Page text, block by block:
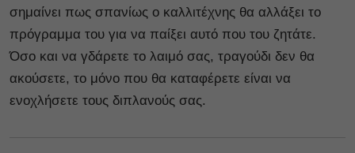
σημαίνει πως σπανίως ο καλλιτέχνης θα αλλάξει το
πρόγραμμα του για να παίξει αυτό που του ζητάτε.
Όσο και να γδάρετε το λαιμό σας, τραγούδι δεν θα
ακούσετε, το μόνο που θα καταφέρετε είναι να
ενοχλήσετε τους διπλανούς σας.